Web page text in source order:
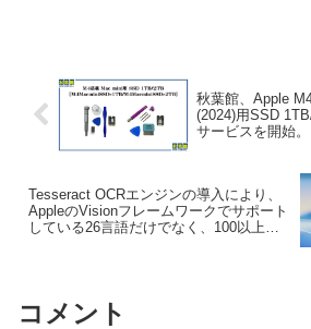
秋葉館、Apple
(2024)用SSD
サービスを開始。
Tesseract OCRエンジンの導入により、
AppleのVisionフレームワークでサポート
している26言語だけでなく、100以上の
コメント